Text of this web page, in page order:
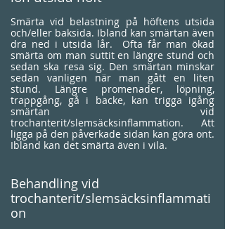
Smärta vid belastning på höftens utsida
och/eller baksida. Ibland kan smärtan även
dra ned i utsida lår. Ofta får man ökad
smärta om man suttit en längre stund och
sedan ska resa sig. Den smärtan minskar
sedan vanligen när man gått en liten
stund. Längre promenader, löpning,
trappgång, gå i backe, kan trigga igång
smärtan vid
trochanterit/slemsäcksinflammation. Att
ligga på den påverkade sidan kan göra ont.
Ibland kan det smärta även i vila.
Behandling vid
trochanterit/slemsäcksinflammati
on